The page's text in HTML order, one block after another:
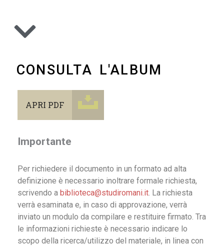
CONSULTA L'ALBUM
APRI PDF
Importante
Per richiedere il documento in un formato ad alta
definizione è necessario inoltrare formale richiesta,
scrivendo a biblioteca@studiromani.it. La richiesta
verrà esaminata e, in caso di approvazione, verrà
inviato un modulo da compilare e restituire firmato. Tra
le informazioni richieste è necessario indicare lo
scopo della ricerca/utilizzo del materiale, in linea con